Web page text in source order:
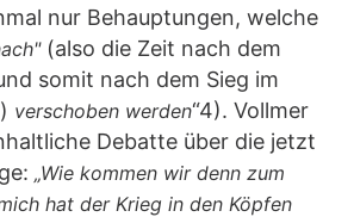
nur Behauptungen, welche
(also die Zeit nach dem
somit nach dem Sieg im
verschoben werden“4). Vollmer
Debatte über die jetzt
„Wie kommen wir denn zum
hat der Krieg in den Köpfen